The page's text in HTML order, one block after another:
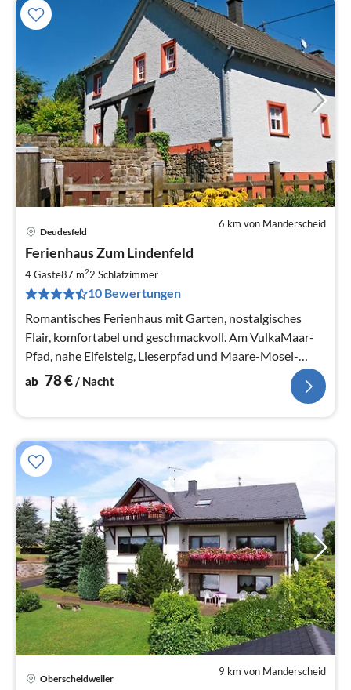
6 km von Manderscheid
Deudesfeld
Ferienhaus Zum Lindenfeld
4 Gäste87 m22 Schlafzimmer
10 Bewertungen
Romantisches Ferienhaus mit Garten, nostalgisches
Flair, komfortabel und geschmackvoll. Am VulkaMaar-
Pfad, nahe Eifelsteig, Lieserpfad und Maare-Mosel-
Radweg. Highspeed-Internet.
ab 78€/ Nacht
9 km von Manderscheid
Oberscheidweiler